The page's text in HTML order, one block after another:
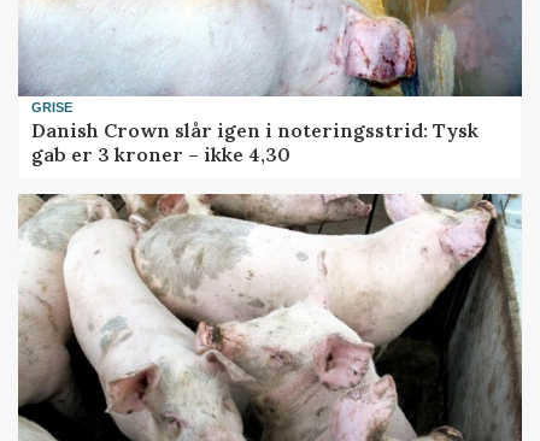
GRISE
Danish Crown slår igen i noteringsstrid: Tysk
gab er 3 kroner – ikke 4,30